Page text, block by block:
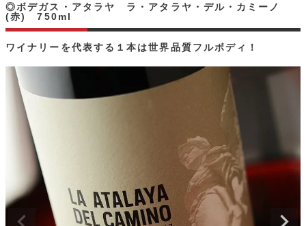
ワイナリーを代表する１本は世界品質フルボディ！
◎ボデガス・アタラヤ ラ・アタラヤ・デル・カミーノ
(赤) 750ml